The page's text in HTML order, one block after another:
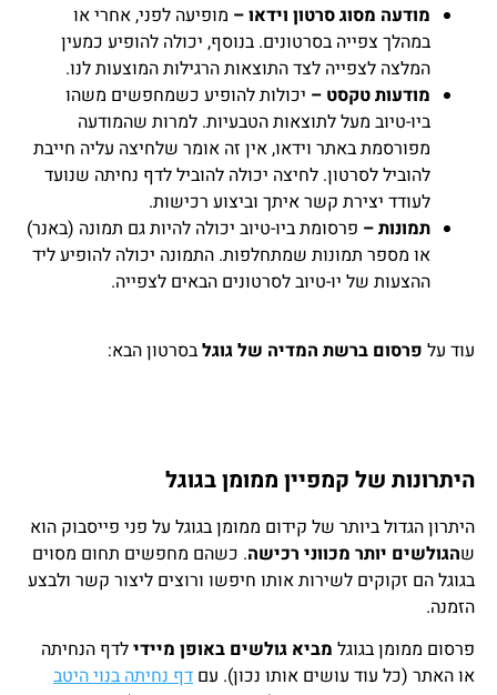
מודעה מסוג סרטון וידאו – מופיעה לפני, אחרי או
במהלך צפייה בסרטונים. בנוסף, יכולה להופיע כמעין
המלצה לצפייה לצד התוצאות הרגילות המוצעות לנו.
מודעות טקסט – יכולות להופיע כשמחפשים משהו
ביו-טיוב מעל לתוצאות הטבעיות. למרות שהמודעה
מפורסמת באתר וידאו, אין זה אומר שלחיצה עליה חייבת
להוביל לסרטון. לחיצה יכולה להוביל לדף נחיתה שנועד
לעודד יצירת קשר איתך וביצוע רכישות.
תמונות – פרסומת ביו-טיוב יכולה להיות גם תמונה (באנר)
או מספר תמונות שמתחלפות. התמונה יכולה להופיע ליד
ההצעות של יו-טיוב לסרטונים הבאים לצפייה.
עוד על פרסום ברשת המדיה של גוגלבסרטון הבא:
היתרונות של קמפיין ממומן בגוגל
היתרון הגדול ביותר של קידום ממומן בגוגל על פני פייסבוק הוא
שהגולשים יותר מכווני רכישה. כשהם מחפשים תחום מסוים
בגוגל הם זקוקים לשירות אותו חיפשו ורוצים ליצור קשר ולבצע
הזמנה.
פרסום ממומן בגוגל מביא גולשים באופן מיידילדף הנחיתה
או האתר (כל עוד עושים אותו נכון). עם דף נחיתה בנוי היטב